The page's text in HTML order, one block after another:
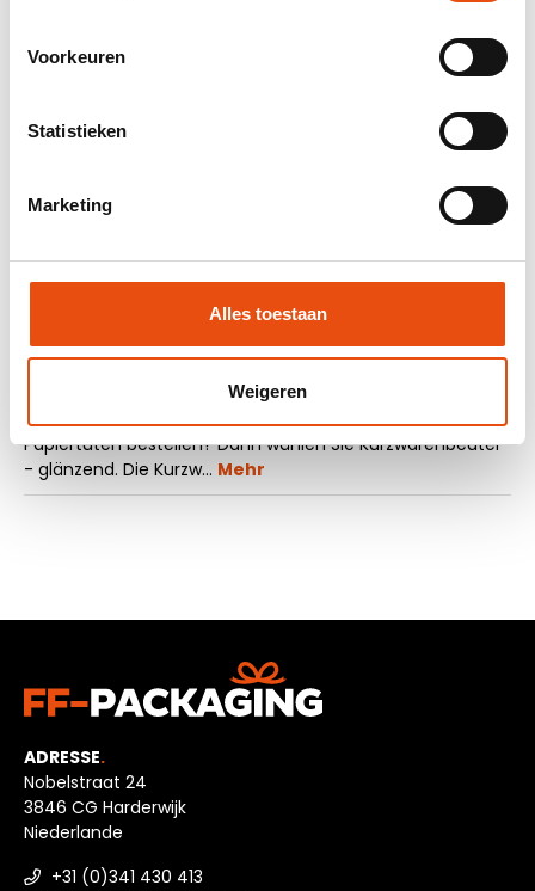
Voorkeuren
Statistieken
Marketing
Alles toestaan
Weigeren
Weltweite Lieferung
Kostenloses Visual und/oder Muster
Muster anfordern
Möchten Sie günstige und gleichzeitig luxuriöse
Papiertüten bestellen? Dann wählen Sie Kurzwarenbeutel
- glänzend. Die Kurzw… Mehr
ADRESSE.
Nobelstraat 24
3846 CG Harderwijk
Niederlande
+31 (0)341 430 413